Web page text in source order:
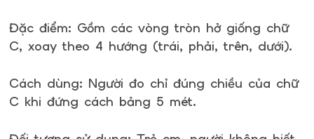
Đặc điểm: Gồm các vòng tròn hở giống chữ
C, xoay theo 4 hướng (trái, phải, trên, dưới).
Cách dùng: Người đo chỉ đúng chiều của chữ
C khi đứng cách bảng 5 mét.